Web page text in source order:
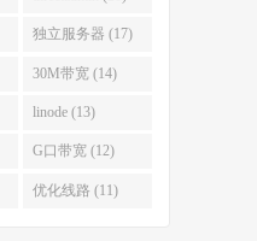
独立服务器 (17)
30M带宽 (14)
linode (13)
G口带宽 (12)
优化线路 (11)